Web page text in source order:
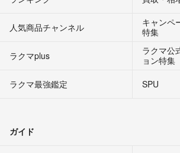
人気商品チャンネル
キャンペ
特集
ラクマplus
ラクマ公
ョン特集
ラクマ最強鑑定
SPU
ガイド